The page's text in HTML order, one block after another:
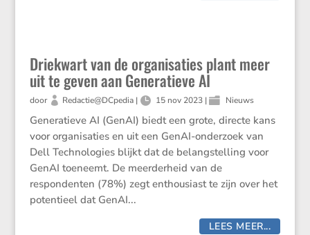
Driekwart van de organisaties plant meer
uit te geven aan Generatieve AI
door Redactie@DCpedia| 15 nov 2023 | Nieuws
Generatieve AI (GenAI) biedt een grote, directe kans
voor organisaties en uit een GenAI-onderzoek van
Dell Technologies blijkt dat de belangstelling voor
GenAI toeneemt. De meerderheid van de
respondenten (78%) zegt enthousiast te zijn over het
potentieel dat GenAI...
LEES MEER...